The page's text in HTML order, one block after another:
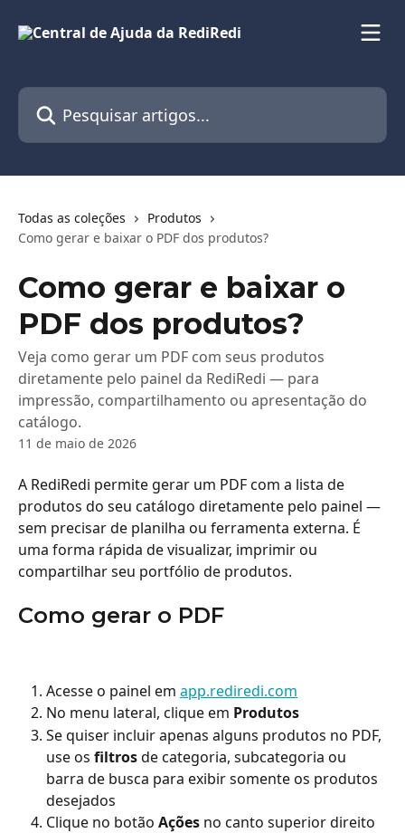
Pesquisar artigos...
Todas as coleções
Produtos
Como gerar e baixar o PDF dos produtos?
Como gerar e baixar o
PDF dos produtos?
Veja como gerar um PDF com seus produtos
diretamente pelo painel da RediRedi — para
impressão, compartilhamento ou apresentação do
catálogo.
11 de maio de 2026
A RediRedi permite gerar um PDF com a lista de
produtos do seu catálogo diretamente pelo painel —
sem precisar de planilha ou ferramenta externa. É
uma forma rápida de visualizar, imprimir ou
compartilhar seu portfólio de produtos.
Como gerar o PDF
Acesse o painel em app.rediredi.com
No menu lateral, clique em Produtos
Se quiser incluir apenas alguns produtos no PDF,
use os filtros de categoria, subcategoria ou
barra de busca para exibir somente os produtos
desejados
Clique no botão Ações no canto superior direito